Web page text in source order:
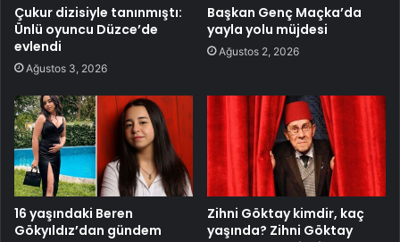
Çukur dizisiyle tanınmıştı:
Ünlü oyuncu Düzce’de
evlendi
Ağustos 3, 2026
Başkan Genç Maçka’da
yayla yolu müjdesi
Ağustos 2, 2026
16 yaşındaki Beren
Gökyıldız’dan gündem
Zihni Göktay kimdir, kaç
yaşında? Zihni Göktay